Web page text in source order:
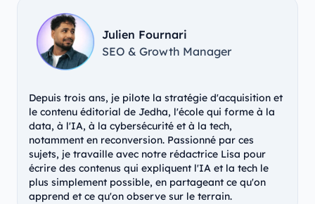
Julien Fournari
SEO & Growth Manager
Depuis trois ans, je pilote la stratégie d'acquisition et
le contenu éditorial de Jedha, l'école qui forme à la
data, à l'IA, à la cybersécurité et à la tech,
notamment en reconversion. Passionné par ces
sujets, je travaille avec notre rédactrice Lisa pour
écrire des contenus qui expliquent l'IA et la tech le
plus simplement possible, en partageant ce qu'on
apprend et ce qu'on observe sur le terrain.